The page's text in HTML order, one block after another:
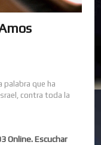
palabra que ha
contra toda la
Online. Escuchar